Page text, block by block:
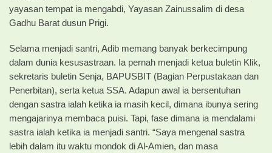
yayasan tempat ia mengabdi, Yayasan Zainussalim di desa
Gadhu Barat dusun Prigi.
Selama menjadi santri, Adib memang banyak berkecimpung
dalam dunia kesusastraan. Ia pernah menjadi ketua buletin Klik,
sekretaris buletin Senja, BAPUSBIT (Bagian Perpustakaan dan
Penerbitan), serta ketua SSA. Adapun awal ia bersentuhan
dengan sastra ialah ketika ia masih kecil, dimana ibunya sering
mengajarinya membaca puisi. Tapi, fase dimana ia mendalami
sastra ialah ketika ia menjadi santri. “Saya mengenal sastra
lebih dalam itu waktu mondok di Al-Amien, dan masa